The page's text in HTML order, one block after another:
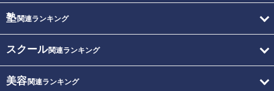
塾関連ランキング
スクール関連ランキング
美容関連ランキング